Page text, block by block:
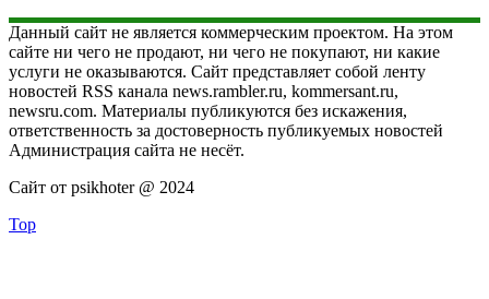
Данный сайт не является коммерческим проектом. На этом
сайте ни чего не продают, ни чего не покупают, ни какие
услуги не оказываются. Сайт представляет собой ленту
новостей RSS канала news.rambler.ru, kommersant.ru,
newsru.com. Материалы публикуются без искажения,
ответственность за достоверность публикуемых новостей
Администрация сайта не несёт.
Сайт от psikhoter @ 2024
Top